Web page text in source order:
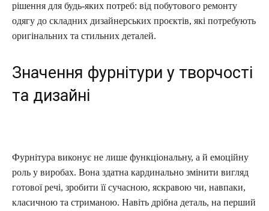
рішення для будь-яких потреб: від побутового ремонту
одягу до складних дизайнерських проєктів, які потребують
оригінальних та стильних деталей.
Значення фурнітури у творчості
та дизайні
Фурнітура виконує не лише функціональну, а й емоційну
роль у виробах. Вона здатна кардинально змінити вигляд
готової речі, зробити її сучасною, яскравою чи, навпаки,
класичною та стриманою. Навіть дрібна деталь, на перший